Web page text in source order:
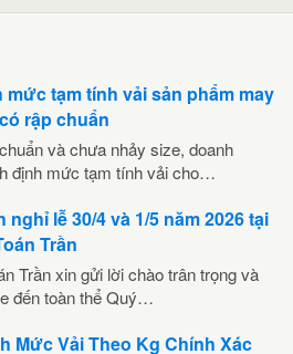
tạm tính vải sản phẩm may
rập chuẩn
và chưa nhảy size, doanh
định mức tạm tính vải cho…
lễ 30/4 và 1/5 năm 2026 tại
Trần
Trần xin gửi lời chào trân trọng và
đến toàn thể Quý…
Mức Vải Theo Kg Chính Xác